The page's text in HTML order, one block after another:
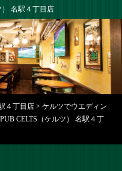
） 名駅４丁目店
４丁目店 >ケルツでウエディン
CELTS（ケルツ） 名駅４丁